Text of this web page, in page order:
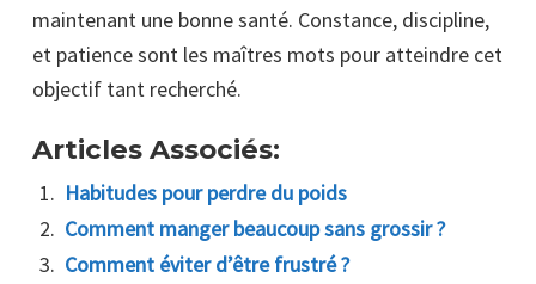
maintenant une bonne santé. Constance, discipline,
et patience sont les maîtres mots pour atteindre cet
objectif tant recherché.
Articles Associés:
Habitudes pour perdre du poids
Comment manger beaucoup sans grossir ?
Comment éviter d’être frustré ?